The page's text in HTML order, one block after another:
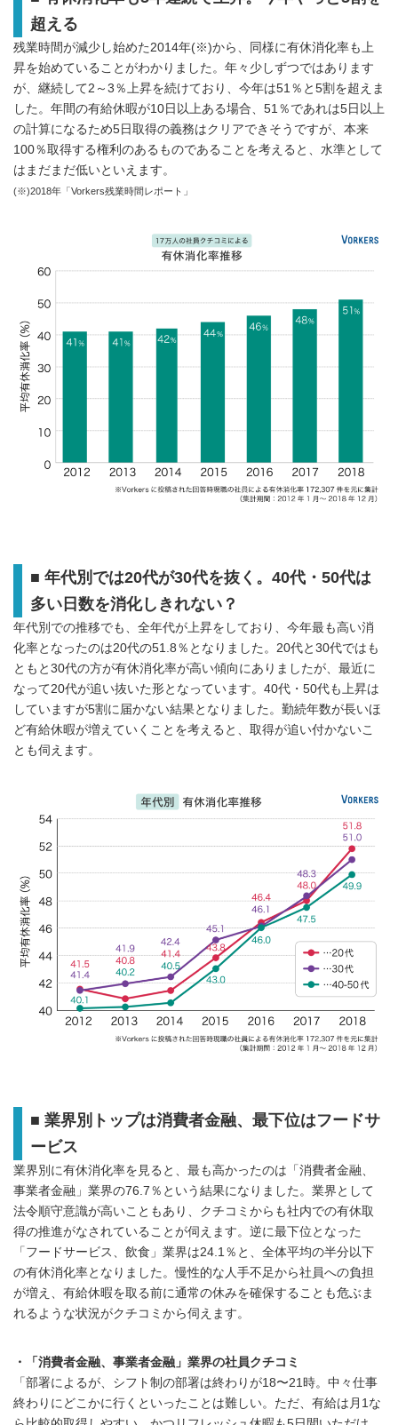
超える
残業時間が減少し始めた2014年(※)から、同様に有休消化率も上
昇を始めていることがわかりました。年々少しずつではあります
が、継続して2～3％上昇を続けており、今年は51％と5割を超えま
した。年間の有給休暇が10日以上ある場合、51％であれは5日以上
の計算になるため5日取得の義務はクリアできそうですが、本来
100％取得する権利のあるものであることを考えると、水準として
はまだまだ低いといえます。
(※)2018年「Vorkers残業時間レポート」
■ 年代別では20代が30代を抜く。40代・50代は
多い日数を消化しきれない？
年代別での推移でも、全年代が上昇をしており、今年最も高い消
化率となったのは20代の51.8％となりました。20代と30代ではも
ともと30代の方が有休消化率が高い傾向にありましたが、最近に
なって20代が追い抜いた形となっています。40代・50代も上昇は
していますが5割に届かない結果となりました。勤続年数が長いほ
ど有給休暇が増えていくことを考えると、取得が追い付かないこ
とも伺えます。
■ 業界別トップは消費者金融、最下位はフードサ
ービス
業界別に有休消化率を見ると、最も高かったのは「消費者金融、
事業者金融」業界の76.7％という結果になりました。業界として
法令順守意識が高いこともあり、クチコミからも社内での有休取
得の推進がなされていることが伺えます。逆に最下位となった
「フードサービス、飲食」業界は24.1％と、全体平均の半分以下
の有休消化率となりました。慢性的な人手不足から社員への負担
が増え、有給休暇を取る前に通常の休みを確保することも危ぶま
れるような状況がクチコミから伺えます。
・「消費者金融、事業者金融」業界の社員クチコミ
「部署によるが、シフト制の部署は終わりが18〜21時。中々仕事
終わりにどこかに行くといったことは難しい。ただ、有給は月1な